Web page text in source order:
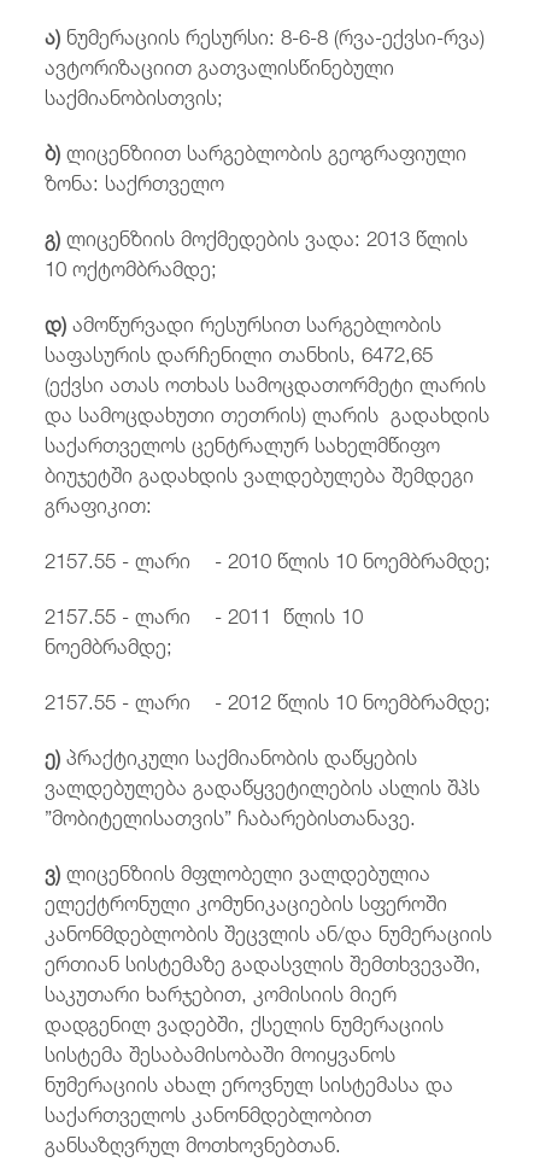
ა)ნუმერაციის რესურსი: 8-6-8 (რვა-ექვსი-რვა)
ავტორიზაციით გათვალისწინებული
საქმიანობისთვის;
ბ)ლიცენზიით სარგებლობის გეოგრაფიული
ზონა: საქრთველო
გ)ლიცენზიის მოქმედების ვადა: 2013 წლის
10 ოქტომბრამდე;
დ)ამოწურვადი რესურსით სარგებლობის
საფასურის დარჩენილი თანხის, 6472,65
(ექვსი ათას ოთხას სამოცდათორმეტი ლარის
და სამოცდახუთი თეთრის) ლარის გადახდის
საქართველოს ცენტრალურ სახელმწიფო
ბიუჯეტში გადახდის ვალდებულება შემდეგი
გრაფიკით:
2157.55 - ლარი - 2010 წლის 10 ნოემბრამდე;
2157.55 - ლარი - 2011 წლის 10
ნოემბრამდე;
2157.55 - ლარი - 2012 წლის 10 ნოემბრამდე;
ე)პრაქტიკული საქმიანობის დაწყების
ვალდებულება გადაწყვეტილების ასლის შპს
”მობიტელისათვის” ჩაბარებისთანავე.
ვ)ლიცენზიის მფლობელი ვალდებულია
ელექტრონული კომუნიკაციების სფეროში
კანონმდებლობის შეცვლის ან/და ნუმერაციის
ერთიან სისტემაზე გადასვლის შემთხვევაში,
საკუთარი ხარჯებით, კომისიის მიერ
დადგენილ ვადებში, ქსელის ნუმერაციის
სისტემა შესაბამისობაში მოიყვანოს
ნუმერაციის ახალ ეროვნულ სისტემასა და
საქართველოს კანონმდებლობით
განსაზღვრულ მოთხოვნებთან.